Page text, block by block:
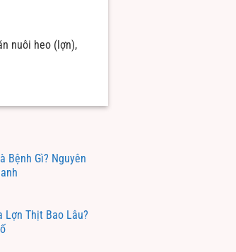
nuôi heo (lợn),
Bệnh Gì? Nguyên
Lợn Thịt Bao Lâu?